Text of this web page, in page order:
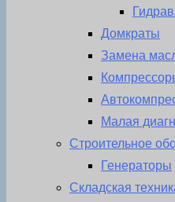
Домкраты
Замена
Малая
Строительное
Генераторы
Складская